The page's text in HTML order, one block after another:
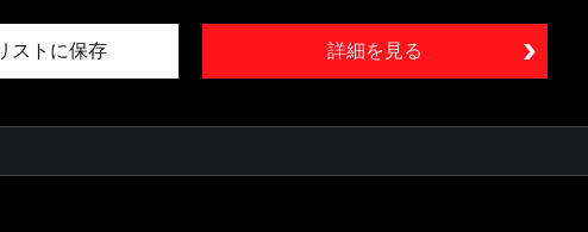
詳細を見る
ストに保存